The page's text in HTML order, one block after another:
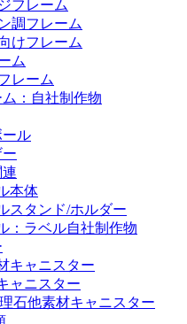
フレーム
調フレーム
けフレーム
ム
レーム
ム：自社制作物
ル
本体
スタンド/ホルダー
：ラベル自社制作物
キャニスター
ャニスター
石他素材キャニスター